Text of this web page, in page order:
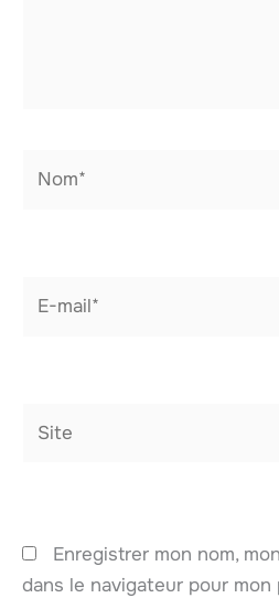
Enregistrer mon nom,
dans le navigateur pour mon